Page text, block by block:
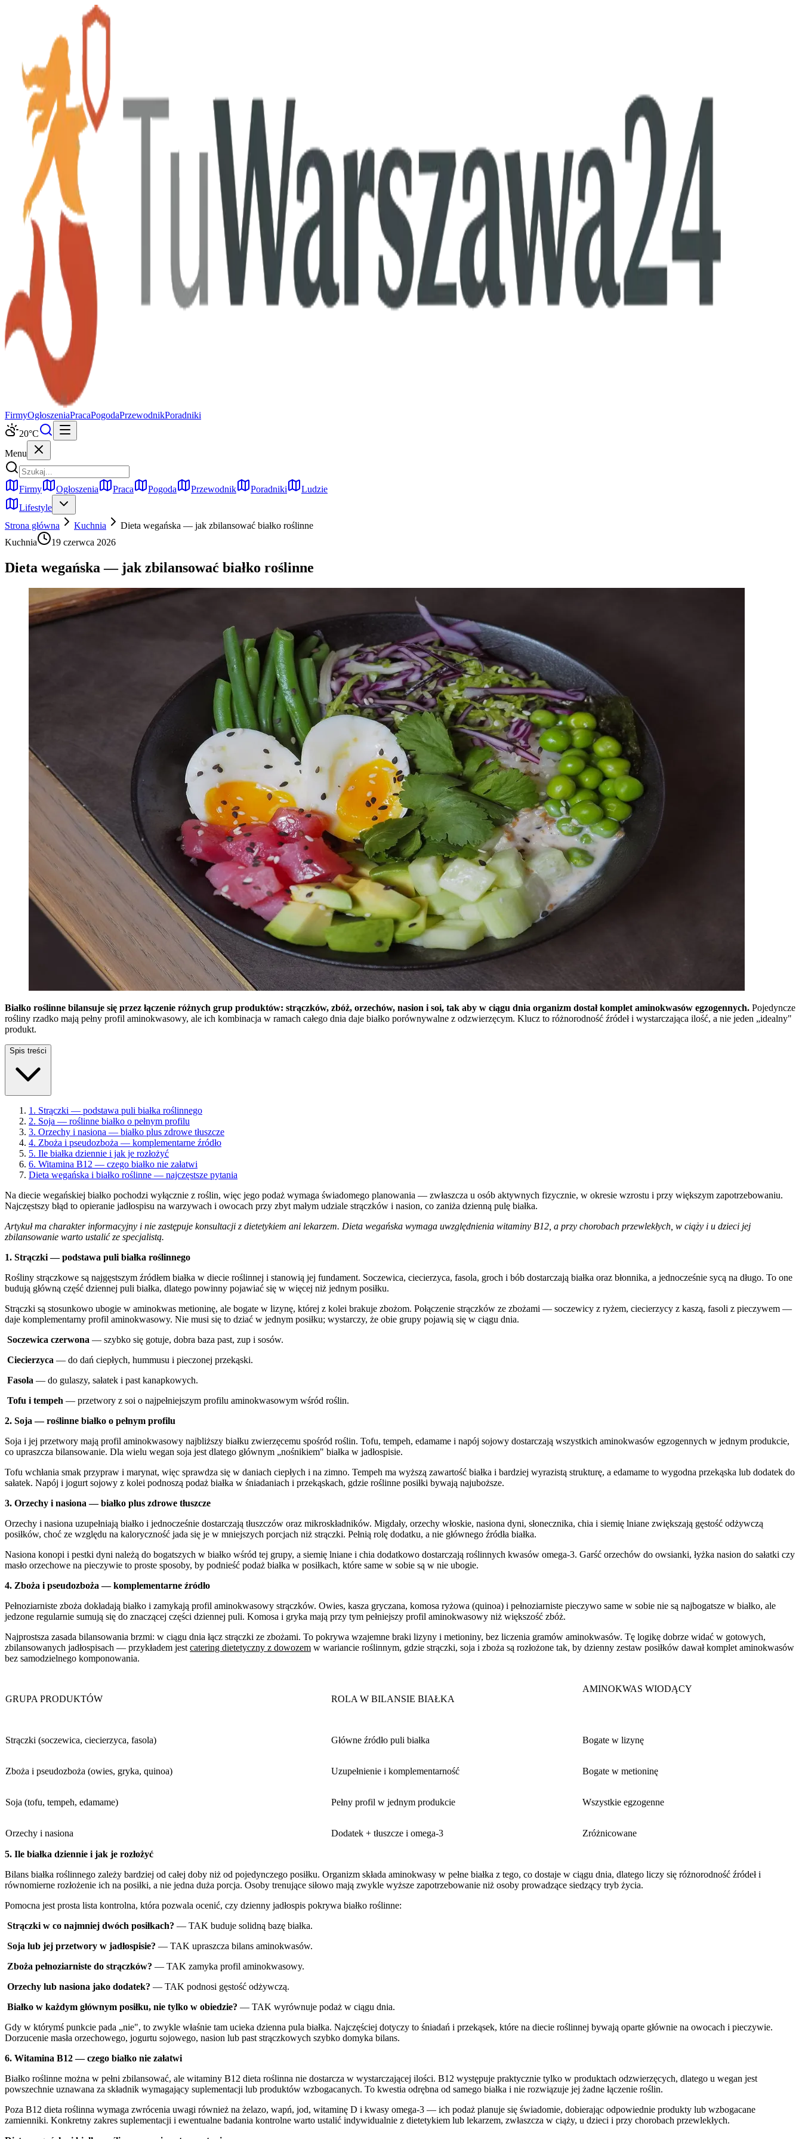
FirmyOgłoszeniaPracaPogodaPrzewodnikPoradniki
20°C
Menu
Firmy Ogłoszenia Praca Pogoda Przewodnik Poradniki
Ludzie
Lifestyle
Strona główna
Kuchnia
Dieta wegańska — jak zbilansować białko roślinne
Kuchnia
19 czerwca 2026
Dieta wegańska — jak zbilansować białko roślinne
Białko roślinne bilansuje się przez łączenie różnych grup produktów: strączków, zbóż, orzechów, nasion i soi, tak aby w ciągu dnia organizm dostał komplet aminokwasów egzogennych. Pojedyncze
rośliny rzadko mają pełny profil aminokwasowy, ale ich kombinacja w ramach całego dnia daje białko porównywalne z odzwierzęcym. Klucz to różnorodność źródeł i wystarczająca ilość, a nie jeden „idealny"
produkt.
Spis treści
1. Strączki — podstawa puli białka roślinnego
2. Soja — roślinne białko o pełnym profilu
3. Orzechy i nasiona — białko plus zdrowe tłuszcze
4. Zboża i pseudozboża — komplementarne źródło
5. Ile białka dziennie i jak je rozłożyć
6. Witamina B12 — czego białko nie załatwi
Dieta wegańska i białko roślinne — najczęstsze pytania
Na diecie wegańskiej białko pochodzi wyłącznie z roślin, więc jego podaż wymaga świadomego planowania — zwłaszcza u osób aktywnych fizycznie, w okresie wzrostu i przy większym zapotrzebowaniu.
Najczęstszy błąd to opieranie jadłospisu na warzywach i owocach przy zbyt małym udziale strączków i nasion, co zaniża dzienną pulę białka.
Artykuł ma charakter informacyjny i nie zastępuje konsultacji z dietetykiem ani lekarzem. Dieta wegańska wymaga uwzględnienia witaminy B12, a przy chorobach przewlekłych, w ciąży i u dzieci jej
zbilansowanie warto ustalić ze specjalistą.
1. Strączki — podstawa puli białka roślinnego
Rośliny strączkowe są najgęstszym źródłem białka w diecie roślinnej i stanowią jej fundament. Soczewica, ciecierzyca, fasola, groch i bób dostarczają białka oraz błonnika, a jednocześnie sycą na długo. To one
budują główną część dziennej puli białka, dlatego powinny pojawiać się w więcej niż jednym posiłku.
Strączki są stosunkowo ubogie w aminokwas metioninę, ale bogate w lizynę, której z kolei brakuje zbożom. Połączenie strączków ze zbożami — soczewicy z ryżem, ciecierzycy z kaszą, fasoli z pieczywem —
daje komplementarny profil aminokwasowy. Nie musi się to dziać w jednym posiłku; wystarczy, że obie grupy pojawią się w ciągu dnia.
Soczewica czerwona — szybko się gotuje, dobra baza past, zup i sosów.
Ciecierzyca — do dań ciepłych, hummusu i pieczonej przekąski.
Fasola — do gulaszy, sałatek i past kanapkowych.
Tofu i tempeh — przetwory z soi o najpełniejszym profilu aminokwasowym wśród roślin.
2. Soja — roślinne białko o pełnym profilu
Soja i jej przetwory mają profil aminokwasowy najbliższy białku zwierzęcemu spośród roślin. Tofu, tempeh, edamame i napój sojowy dostarczają wszystkich aminokwasów egzogennych w jednym produkcie,
co upraszcza bilansowanie. Dla wielu wegan soja jest dlatego głównym „nośnikiem" białka w jadłospisie.
Tofu wchłania smak przypraw i marynat, więc sprawdza się w daniach ciepłych i na zimno. Tempeh ma wyższą zawartość białka i bardziej wyrazistą strukturę, a edamame to wygodna przekąska lub dodatek do
sałatek. Napój i jogurt sojowy z kolei podnoszą podaż białka w śniadaniach i przekąskach, gdzie roślinne posiłki bywają najuboższe.
3. Orzechy i nasiona — białko plus zdrowe tłuszcze
Orzechy i nasiona uzupełniają białko i jednocześnie dostarczają tłuszczów oraz mikroskładników. Migdały, orzechy włoskie, nasiona dyni, słonecznika, chia i siemię lniane zwiększają gęstość odżywczą
posiłków, choć ze względu na kaloryczność jada się je w mniejszych porcjach niż strączki. Pełnią rolę dodatku, a nie głównego źródła białka.
Nasiona konopi i pestki dyni należą do bogatszych w białko wśród tej grupy, a siemię lniane i chia dodatkowo dostarczają roślinnych kwasów omega-3. Garść orzechów do owsianki, łyżka nasion do sałatki czy
masło orzechowe na pieczywie to proste sposoby, by podnieść podaż białka w posiłkach, które same w sobie są w nie ubogie.
4. Zboża i pseudozboża — komplementarne źródło
Pełnoziarniste zboża dokładają białko i zamykają profil aminokwasowy strączków. Owies, kasza gryczana, komosa ryżowa (quinoa) i pełnoziarniste pieczywo same w sobie nie są najbogatsze w białko, ale
jedzone regularnie sumują się do znaczącej części dziennej puli. Komosa i gryka mają przy tym pełniejszy profil aminokwasowy niż większość zbóż.
Najprostsza zasada bilansowania brzmi: w ciągu dnia łącz strączki ze zbożami. To pokrywa wzajemne braki lizyny i metioniny, bez liczenia gramów aminokwasów. Tę logikę dobrze widać w gotowych,
zbilansowanych jadłospisach — przykładem jest catering dietetyczny z dowozem w wariancie roślinnym, gdzie strączki, soja i zboża są rozłożone tak, by dzienny zestaw posiłków dawał komplet aminokwasów
bez samodzielnego komponowania.
GRUPA PRODUKTÓW ROLA W BILANSIE BIAŁKA
AMINOKWAS WIODĄCY
Strączki (soczewica, ciecierzyca, fasola) Główne źródło puli białka Bogate w lizynę
Zboża i pseudozboża (owies, gryka, quinoa) Uzupełnienie i komplementarność Bogate w metioninę
Soja (tofu, tempeh, edamame) Pełny profil w jednym produkcie Wszystkie egzogenne
Orzechy i nasiona Dodatek + tłuszcze i omega-3 Zróżnicowane
5. Ile białka dziennie i jak je rozłożyć
Bilans białka roślinnego zależy bardziej od całej doby niż od pojedynczego posiłku. Organizm składa aminokwasy w pełne białka z tego, co dostaje w ciągu dnia, dlatego liczy się różnorodność źródeł i
równomierne rozłożenie ich na posiłki, a nie jedna duża porcja. Osoby trenujące siłowo mają zwykle wyższe zapotrzebowanie niż osoby prowadzące siedzący tryb życia.
Pomocna jest prosta lista kontrolna, która pozwala ocenić, czy dzienny jadłospis pokrywa białko roślinne:
Strączki w co najmniej dwóch posiłkach? — TAK buduje solidną bazę białka.
Soja lub jej przetwory w jadłospisie? — TAK upraszcza bilans aminokwasów.
Zboża pełnoziarniste do strączków? — TAK zamyka profil aminokwasowy.
Orzechy lub nasiona jako dodatek? — TAK podnosi gęstość odżywczą.
Białko w każdym głównym posiłku, nie tylko w obiedzie? — TAK wyrównuje podaż w ciągu dnia.
Gdy w którymś punkcie pada „nie", to zwykle właśnie tam ucieka dzienna pula białka. Najczęściej dotyczy to śniadań i przekąsek, które na diecie roślinnej bywają oparte głównie na owocach i pieczywie.
Dorzucenie masła orzechowego, jogurtu sojowego, nasion lub past strączkowych szybko domyka bilans.
6. Witamina B12 — czego białko nie załatwi
Białko roślinne można w pełni zbilansować, ale witaminy B12 dieta roślinna nie dostarcza w wystarczającej ilości. B12 występuje praktycznie tylko w produktach odzwierzęcych, dlatego u wegan jest
powszechnie uznawana za składnik wymagający suplementacji lub produktów wzbogacanych. To kwestia odrębna od samego białka i nie rozwiązuje jej żadne łączenie roślin.
Poza B12 dieta roślinna wymaga zwrócenia uwagi również na żelazo, wapń, jod, witaminę D i kwasy omega-3 — ich podaż planuje się świadomie, dobierając odpowiednie produkty lub wzbogacane
zamienniki. Konkretny zakres suplementacji i ewentualne badania kontrolne warto ustalić indywidualnie z dietetykiem lub lekarzem, zwłaszcza w ciąży, u dzieci i przy chorobach przewlekłych.